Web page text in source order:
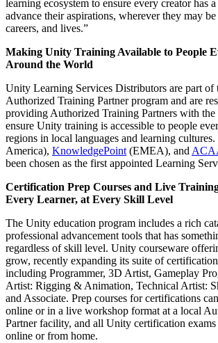
Jeux multijoueur
Simplifiez le développement de jeux multijoueurs
learning ecosystem to ensure every creator has
advance their aspirations, wherever they may
careers, and lives.”
Making Unity Training Available to People
Around the World
Unity Learning Services Distributors are part of
Authorized Training Partner program and are
providing Authorized Training Partners with the
ensure Unity training is accessible to people
regions in local languages and learning cultures.
America), KnowledgePoint (EMEA), and
been chosen as the first appointed Learning
Certification Prep Courses and Live
Every Learner, at Every Skill Level
The Unity education program includes a rich
professional advancement tools that has
regardless of skill level. Unity courseware
grow, recently expanding its suite of
including Programmer, 3D Artist, Gameplay
Artist: Rigging & Animation, Technical Artist:
and Associate. Prep courses for certifications
online or in a live workshop format at a local
Partner facility, and all Unity certification exams
online or from home.